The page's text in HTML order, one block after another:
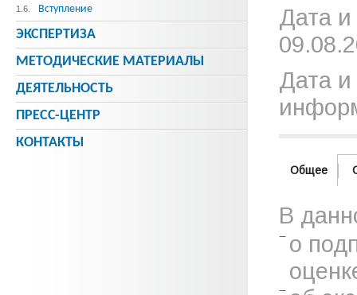
Дата
Дата и
Общее
В
о
1.6. Вступление
ЭКСПЕРТИЗА
МЕТОДИЧЕСКИE МАТЕРИАЛЫ
ДЕЯТЕЛЬНОСТЬ
ПРЕСС-ЦЕНТР
КОНТАКТЫ